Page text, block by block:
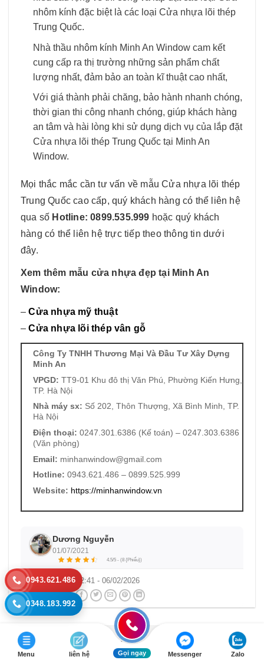
nhôm kính đặc biệt là các loại Cửa nhựa lõi thép
Trung Quốc.
Nhà thầu nhôm kính Minh An Window cam kết
cung cấp ra thị trường những sản phẩm chất
lượng nhất, đảm bảo an toàn kĩ thuật cao nhất,
Với giá thành phải chăng, bảo hành nhanh chóng,
thời gian thi công nhanh chóng, giúp khách hàng
an tâm và hài lòng khi sử dụng dịch vụ của lắp đặt
Cửa nhựa lõi thép Trung Quốc tại Minh An
Window.
Mọi thắc mắc cần tư vấn về mẫu Cửa nhựa lõi thép
Trung Quốc cao cấp, quý khách hàng có thể liên hệ
qua số Hotline: 0899.535.999 hoặc quý khách
hàng có thể liên hệ trực tiếp theo thông tin dưới
đây.
Xem thêm mẫu cửa nhựa đẹp tại Minh An
Window:
–Cửa nhựa mỹ thuật
–Cửa nhựa lõi thép vân gỗ
Công Ty TNHH Thương Mại Và Đầu Tư Xây Dựng
Minh An
VPGD: TT9-01 Khu đô thị Văn Phú, Phường Kiến Hưng,
TP. Hà Nội
Nhà máy sx: Số 202, Thôn Thượng, Xã Bình Minh, TP.
Hà Nội
Điện thoại: 0247.301.6386 (Kế toán) – 0247.303.6386
(Văn phòng)
Email: minhanwindow@gmail.com
Hotline: 0943.621.486 – 0899.525.999
Website: https://minhanwindow.vn
Dương Nguyễn
01/07/2021
4.5/5 - (8 {Phiếu})
Cập nhật: 22:41 - 06/02/2026
Chia sẻ:
Để lại một bình luận
0943.621.486
0348.183.992
Menu liên hệ Gọi ngay Messenger Zalo